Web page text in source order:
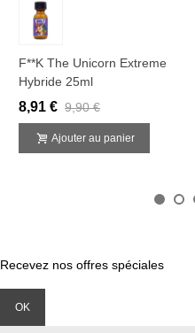
F**k The Unicorn Extreme
Hybride 25ml
8,91 € 9,90 €
Ajouter au panier
Recevez nos offres spéciales